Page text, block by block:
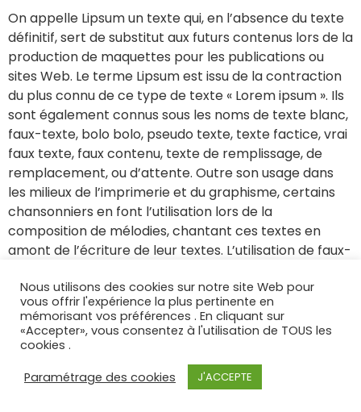
On appelle Lipsum un texte qui, en l’absence du texte
définitif, sert de substitut aux futurs contenus lors de la
production de maquettes pour les publications ou
sites Web. Le terme Lipsum est issu de la contraction
du plus connu de ce type de texte « Lorem ipsum ». Ils
sont également connus sous les noms de texte blanc,
faux-texte, bolo bolo, pseudo texte, texte factice, vrai
faux texte, faux contenu, texte de remplissage, de
remplacement, ou d’attente. Outre son usage dans
les milieux de l’imprimerie et du graphisme, certains
chansonniers en font l’utilisation lors de la
composition de mélodies, chantant ces textes en
amont de l’écriture de leur textes. L’utilisation de faux-
16ème siècle dans les milieux de l’imprimerie et de la
composition.
Courtage en assurances pour les particuliers et les
professionnels
Tous droits réservés
Nous utilisons des cookies sur notre site Web pour
vous offrir l'expérience la plus pertinente en
mémorisant vos préférences . En cliquant sur
«Accepter», vous consentez à l'utilisation de TOUS les
cookies .
Paramétrage des cookies
J'ACCEPTE